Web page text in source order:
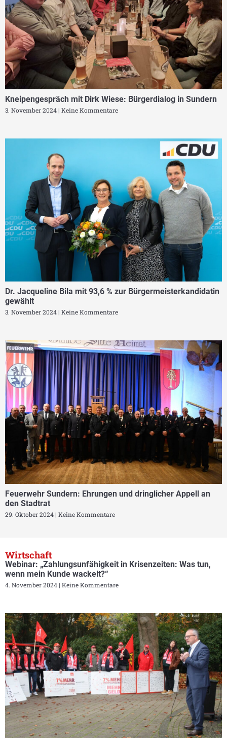
Kneipengespräch mit Dirk Wiese: Bürgerdialog in Sundern
3. November 2024 Keine Kommentare
Dr. Jacqueline Bila mit 93,6 % zur Bürgermeisterkandidatin
gewählt
3. November 2024 Keine Kommentare
Feuerwehr Sundern: Ehrungen und dringlicher Appell an
den Stadtrat
29. Oktober 2024 Keine Kommentare
Wirtschaft
Webinar: „Zahlungsunfähigkeit in Krisenzeiten: Was tun,
wenn mein Kunde wackelt?“
4. November 2024 Keine Kommentare